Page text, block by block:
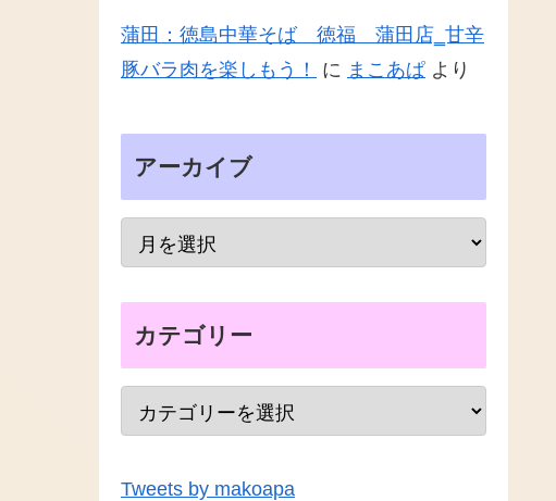
蒲田：徳島中華そば 徳福 蒲田店‗甘辛
豚バラ肉を楽しもう！
に まこあぱ より
アーカイブ
カテゴリー
Tweets by makoapa